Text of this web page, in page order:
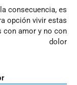
consecuencia, es
opción vivir estas
con amor y no con
dolor